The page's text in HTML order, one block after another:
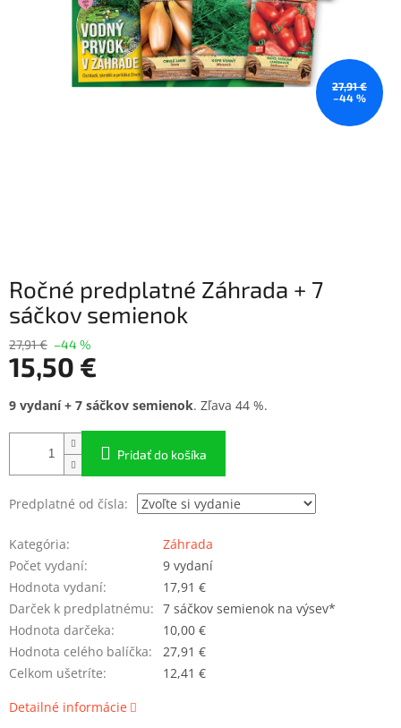
27,91 €
–44 %
Ročné predplatné Záhrada + 7
sáčkov semienok
27,91 € –44 %
15,50 €
cena:
9 vydaní + 7 sáčkov semienok. Zľava 44 %.
Pridať do košíka
Predplatné od čísla:
Kategória:
Záhrada
Počet vydaní:
9 vydaní
Hodnota vydaní:
17,91 €
Darček k predplatnému: 7 sáčkov semienok na výsev*
Hodnota darčeka:
10,00 €
Hodnota celého balíčka:
27,91 €
Celkom ušetríte:
12,41 €
Detailné informácie